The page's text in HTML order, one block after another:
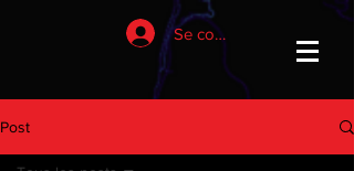
Se connecter
Post